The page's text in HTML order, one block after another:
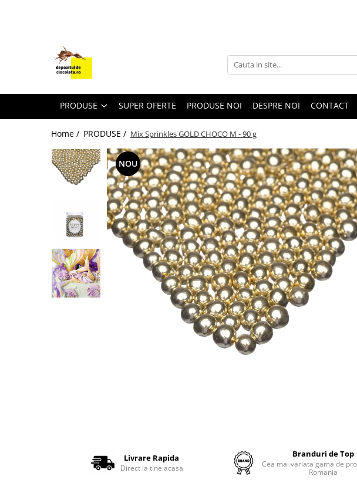
COLORANTI ALIMENTARI
GLAZURI, UMPLUTURI, CREME
USTENSILE SI FORME SILICON
PASTA DE ZAHAR
FRISCA, UNT, LAPTE CONDENSAT
PRODUSE SUPER OFERTE PRODUSE NOI DESPRE NOI CONTACT
Home / PRODUSE / Mix Sprinkles GOLD CHOCO M - 90 g
NOU
Livrare Rapida
Direct la tine acasa
Branduri de Top
Cea mai variata gama de
Romania